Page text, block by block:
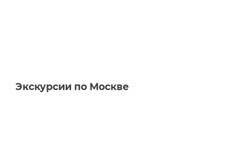
Экскурсии по Москве